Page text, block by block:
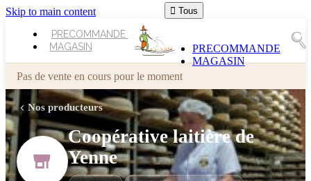
Skip to main content
PRECOMMANDE
MAGASIN
 Tous
PRECOMMANDE
MAGASIN
Pas de vente en cours pour le moment
Nos producteurs
Coopérative laitière de
Yenne